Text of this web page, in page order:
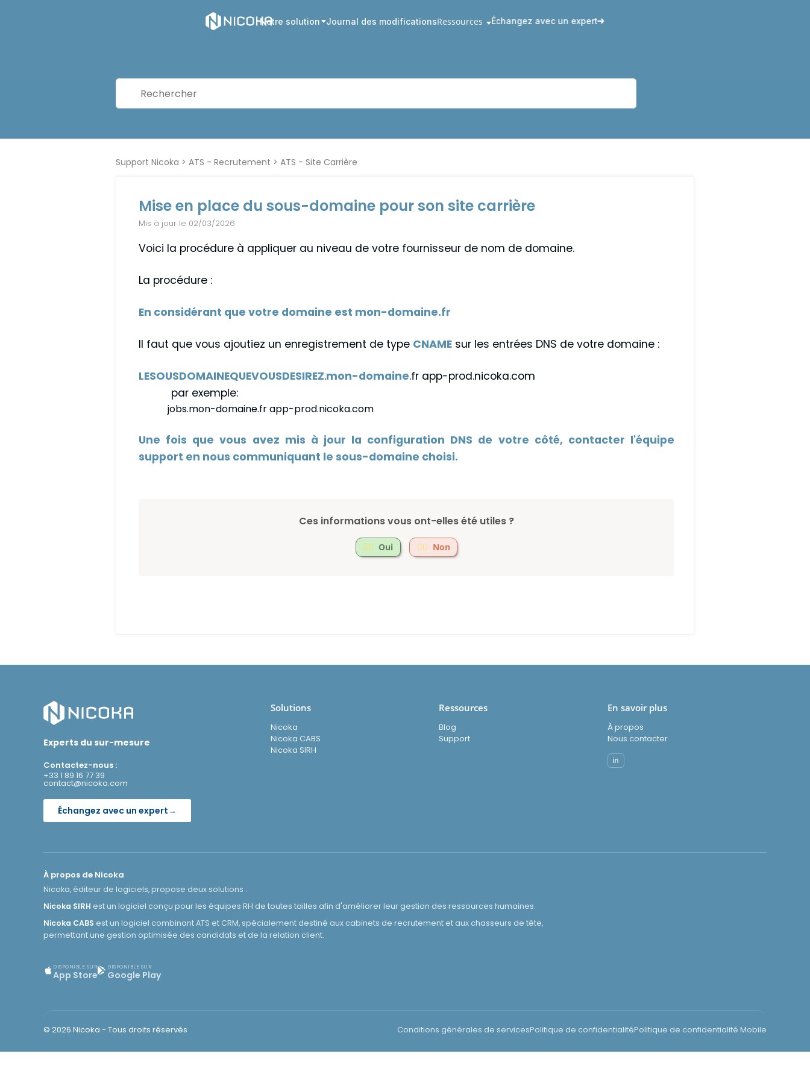
Notre solution Journal des modificationsRessources Échangez avec un expert
Support Nicoka ATS - Recrutement ATS - Site Carrière
Mise en place du sous-domaine pour son site carrière
Mis à jour le 02/03/2026
Voici la procédure à appliquer au niveau de votre fournisseur de nom de domaine.
La procédure :
En considérant que votre domaine est mon-domaine.fr
Il faut que vous ajoutiez un enregistrement de type CNAME sur les entrées DNS de votre domaine :
LESOUSDOMAINEQUEVOUSDESIREZ.mon-domaine.fr app-prod.nicoka.com
par exemple:
jobs.mon-domaine.fr app-prod.nicoka.com
Une fois que vous avez mis à jour la configuration DNS de votre côté, contacter l'équipe
support en nous communiquant le sous-domaine choisi.
Ces informations vous ont-elles été utiles ?
Oui Non
Experts du sur-mesure
Contactez-nous :
+33 1 89 16 77 39
contact@nicoka.com
Échangez avec un expert→
Solutions
Nicoka
Nicoka CABS
Nicoka SIRH
Ressources
Blog
Support
En savoir plus
À propos
Nous contacter
in
À propos de Nicoka
Nicoka, éditeur de logiciels, propose deux solutions :
Nicoka SIRH est un logiciel conçu pour les équipes RH de toutes tailles afin d'améliorer leur gestion des ressources humaines.
Nicoka CABS est un logiciel combinant ATS et CRM, spécialement destiné aux cabinets de recrutement et aux chasseurs de tête,
permettant une gestion optimisée des candidats et de la relation client.
DISPONIBLE SUR
App Store
DISPONIBLE SUR
Google Play
© 2026 Nicoka - Tous droits réservés Conditions générales de servicesPolitique de confidentialitéPolitique de confidentialité Mobile